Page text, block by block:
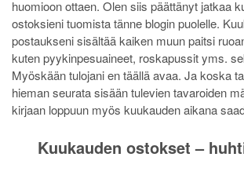
huomioon ottaen. Olen siis päättänyt jatkaa
ostoksieni tuomista tänne blogin puolelle.
postaukseni sisältää kaiken muun paitsi
kuten pyykinpesuaineet, roskapussit yms.
Myöskään tulojani en täällä avaa. Ja koska
hieman seurata sisään tulevien tavaroiden
kirjaan loppuun myös kuukauden aikana
Kuukauden ostokset –